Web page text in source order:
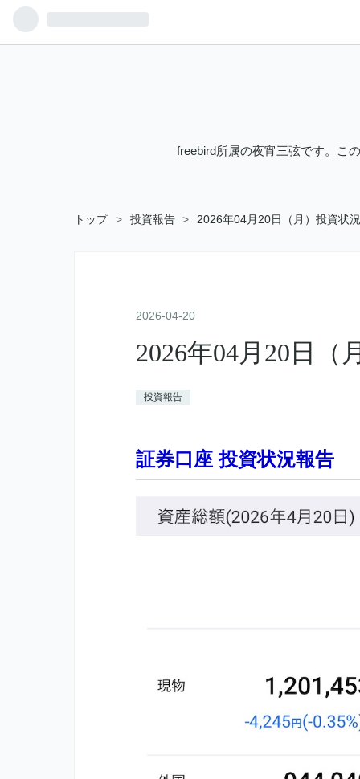
freebird所属の夜宵三弦です。こ
トップ > 投資報告 > 2026年04月20日（月）投資状況
2026-04-20
2026年04月20日（
投資報告
証券口座 投資状況報告